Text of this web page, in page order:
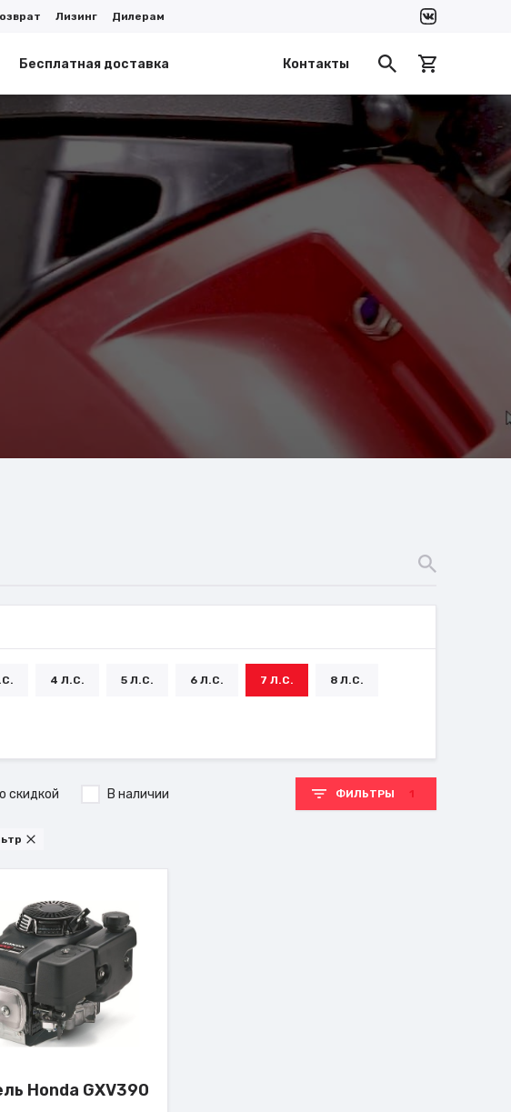
Лизинг Дилерам
Бесплатная доставка Контакты
4 Л.С. 5 Л.С. 6 Л.С. 7 Л.С. 8 Л.С.
скидкой В наличии ФИЛЬТРЫ 1
Honda GXV390